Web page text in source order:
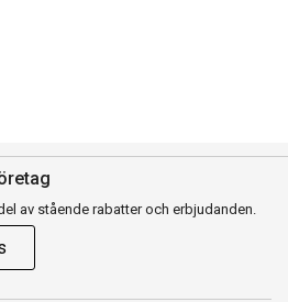
av stående rabatter och erbjudanden.